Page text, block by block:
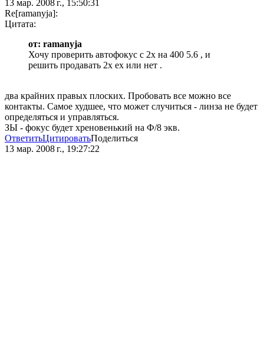
13 мар. 2008 г., 15:50:31
Re[ramanyja]:
Цитата:
от: ramanyja
Хочу проверить автофокус с 2х на 400 5.6 , и
решить продавать 2х ех или нет .
два крайних правых плоских. Пробовать все можно все
контакты. Самое худшее, что может случиться - линза не будет
определяться и управляться.
ЗЫ - фокус будет хреновенький на Ф/8 экв.
ОтветитьЦитироватьПоделиться
13 мар. 2008 г., 19:27:22